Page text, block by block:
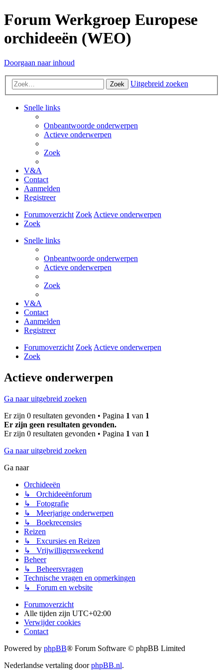
Forum Werkgroep Europese
orchideeën (WEO)
Doorgaan naar inhoud
Zoek Uitgebreid zoeken
Snelle links
Onbeantwoorde onderwerpen
Actieve onderwerpen
Zoek
V&A
Contact
Aanmelden
Registreer
Forumoverzicht ZoekActieve onderwerpen
Zoek
Snelle links
Onbeantwoorde onderwerpen
Actieve onderwerpen
Zoek
V&A
Contact
Aanmelden
Registreer
Forumoverzicht ZoekActieve onderwerpen
Zoek
Actieve onderwerpen
Ga naar uitgebreid zoeken
Er zijn 0 resultaten gevonden • Pagina 1 van 1
Er zijn geen resultaten gevonden.
Er zijn 0 resultaten gevonden • Pagina 1 van 1
Ga naar uitgebreid zoeken
Ga naar
Orchideeën
↳ Orchideeënforum
↳ Fotografie
↳ Meerjarige onderwerpen
↳ Boekrecensies
Reizen
↳ Excursies en Reizen
↳ Vrijwilligersweekend
Beheer
↳ Beheersvragen
Technische vragen en opmerkingen
↳ Forum en website
Forumoverzicht
Alle tijden zijn UTC+02:00
Verwijder cookies
Contact
Powered by phpBB® Forum Software © phpBB Limited
Nederlandse vertaling doorphpBB.nl.